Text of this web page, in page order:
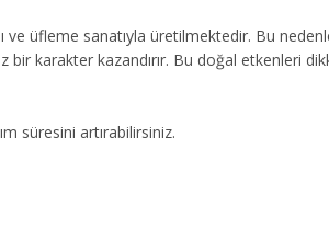
üfleme sanatıyla üretilmektedir. Bu
karakter kazandırır. Bu doğal etkenleri
süresini artırabilirsiniz.